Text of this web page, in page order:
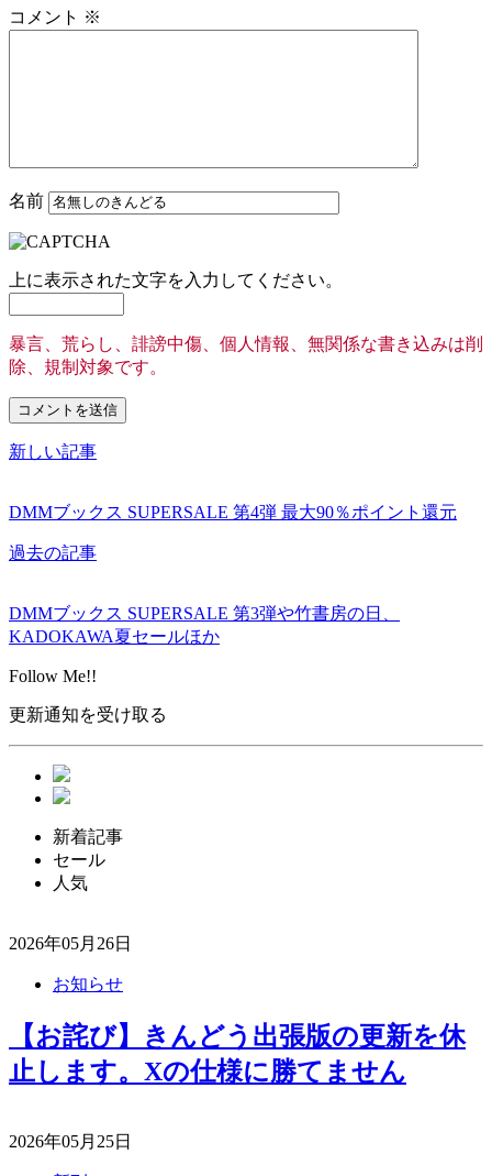
コメント ※
名前
上に表示された文字を入力してください。
暴言、荒らし、誹謗中傷、個人情報、無関係な書き込みは削
除、規制対象です。
新しい記事
DMMブックス SUPERSALE 第4弾 最大90％ポイント還元
過去の記事
DMMブックス SUPERSALE 第3弾や竹書房の日、
KADOKAWA夏セールほか
Follow Me!!
更新通知を受け取る
新着記事
セール
人気
2026年05月26日
お知らせ
【お詫び】きんどう出張版の更新を休
止します。Xの仕様に勝てません
2026年05月25日